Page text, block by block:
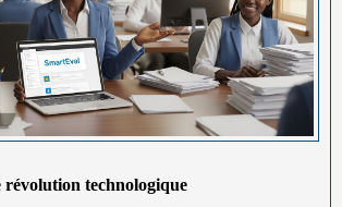
technologique